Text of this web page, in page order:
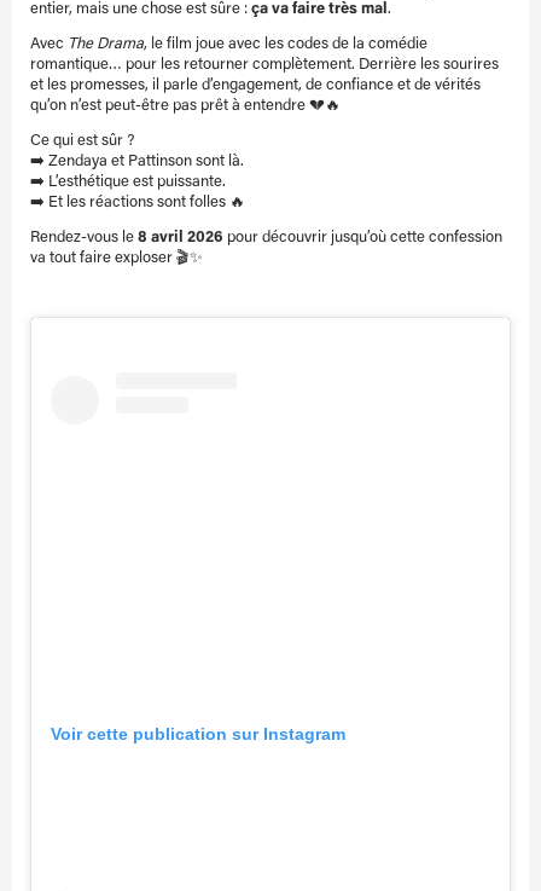
entier, mais une chose est sûre : ça va faire très mal .
Avec The Drama, le film joue avec les codes de la comédie
romantique… pour les retourner complètement. Derrière les sourires
et les promesses, il parle d’engagement, de confiance et de vérités
qu’on n’est peut-être pas prêt à entendre 💔🔥
Ce qui est sûr ?
➡️ Zendaya et Pattinson sont là.
➡️ L’esthétique est puissante.
➡️ Et les réactions sont folles 🔥
Rendez-vous le 8 avril 2026 pour découvrir jusqu’où cette confession
va tout faire exploser 🎬✨
Voir cette publication sur Instagram